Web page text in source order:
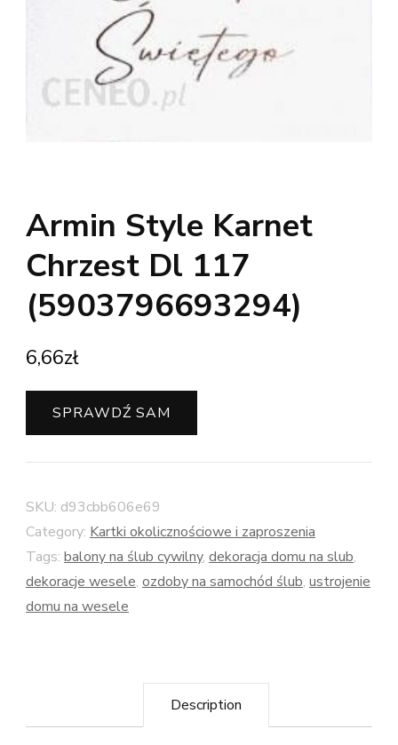
Armin Style Karnet
Chrzest Dl 117
(5903796693294)
6,66zł
SPRAWDŹ SAM
SKU: d93cbb606e69
Category: Kartki okolicznościowe i zaproszenia
Tags: balony na ślub cywilny, dekoracja domu na slub,
dekoracje wesele, ozdoby na samochód ślub, ustrojenie
domu na wesele
Description